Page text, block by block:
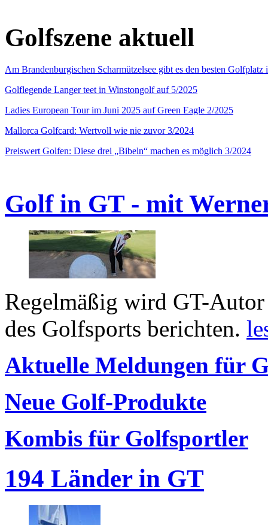
Golfszene aktuell
Am Brandenburgischen Scharmützelsee gibt es den besten
Golflegende Langer teet in Winstongolf auf 5/2025
Ladies European Tour im Juni 2025 auf Green Eagle 2/2025
Mallorca Golfcard: Wertvoll wie nie zuvor 3/2024
Preiswert Golfen: Diese drei „Bibeln“ machen es möglich 3/2024
Golf in GT - mit
Regelmäßig wird GT-
des Golfsports berichten.
Aktuelle Meldungen für
Neue Golf-Produkte
Kombis für Golfsportler
194 Länder in GT